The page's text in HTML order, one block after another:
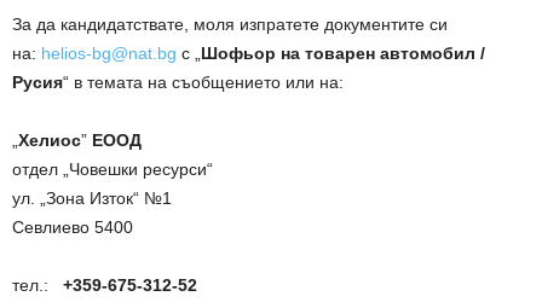
За да кандидатствате, моля изпратете документите си
на: helios-bg@nat.bg с „Шофьор на товарен автомобил /
Русия“ в темата на съобщението или на:
„Хелиос” ЕООД
отдел „Човешки ресурси“
ул. „Зона Изток“ №1
Севлиево 5400
тел.: +359-675-312-52